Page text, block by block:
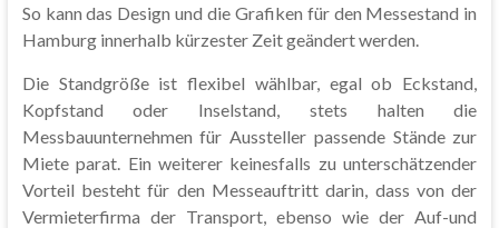
So kann das Design und die Grafiken für den Messestand in
Hamburg innerhalb kürzester Zeit geändert werden.
Die Standgröße ist flexibel wählbar, egal ob Eckstand,
Kopfstand oder Inselstand, stets halten die
Messbauunternehmen für Aussteller passende Stände zur
Miete parat. Ein weiterer keinesfalls zu unterschätzender
Vorteil besteht für den Messeauftritt darin, dass von der
Vermieterfirma der Transport, ebenso wie der Auf-und